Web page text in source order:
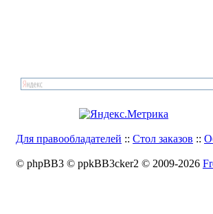
Для правообладателей :: Стол заказов ::
© phpBB3 © ppkBB3cker2 © 2009-2026